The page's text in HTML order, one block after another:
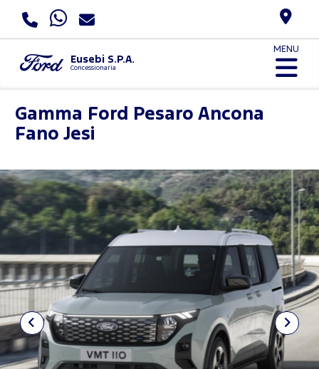
Eusebi S.P.A.
Concessionaria
MENU
Gamma Ford
Pesaro Ancona
Fano Jesi